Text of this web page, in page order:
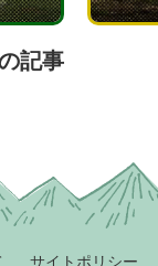
記事
サイトポリシー